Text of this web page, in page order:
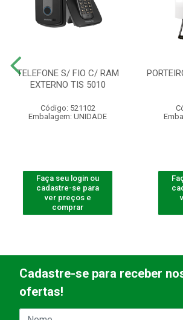
TELEFONE S/ FIO C/ RAM
EXTERNO TIS 5010
Código: 521102
Embalagem: UNIDADE
Faça seu login ou
cadastre-se para
ver preços e
comprar
Cadastre-se para receber
ofertas!